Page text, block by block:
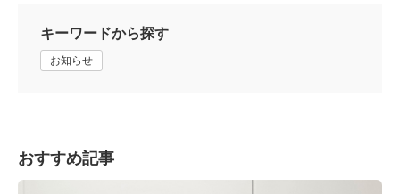
キーワードから探す
お知らせ
おすすめ記事